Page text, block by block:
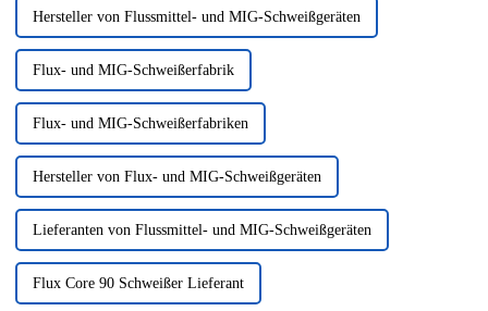
Hersteller von Flussmittel- und MIG-Schweißgeräten
Flux- und MIG-Schweißerfabrik
Flux- und MIG-Schweißerfabriken
Hersteller von Flux- und MIG-Schweißgeräten
Lieferanten von Flussmittel- und MIG-Schweißgeräten
Flux Core 90 Schweißer Lieferant